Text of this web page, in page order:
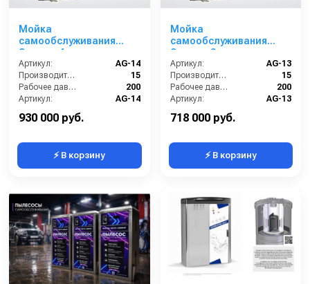
Мойка
самообслуживания
Эконом 4 поста
Артикул:
AG-14
Производительность (л/мин):
15
Рабочее давление (бар):
200
Артикул:
AG-14
930 000 руб.
⚡ В корзину
Мойка
самообслуживания
Эконом 3 поста
Артикул:
AG-13
Производительность (л/мин):
15
Рабочее давление (бар):
200
Артикул:
AG-13
718 000 руб.
⚡ В корзину